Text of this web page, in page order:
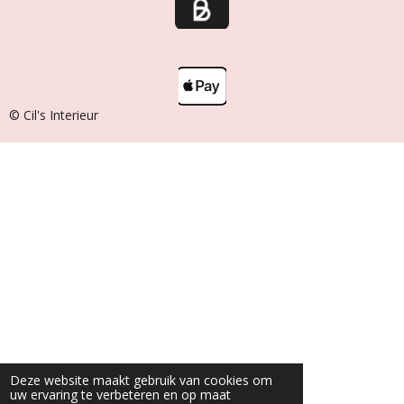
Deze website maakt gebruik van cookies om
uw ervaring te verbeteren en op maat
© Cil's Interieur